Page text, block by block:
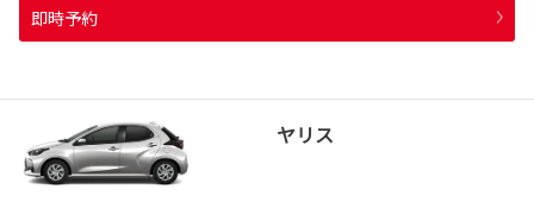
即時予約
ヤリス